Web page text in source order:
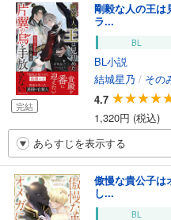
完結
剛毅な人の王は
ラ...
BL
BL小説
結城星乃 / その
4.7
1,320円 (税込)
あらすじを表示する
傲慢な貴公子は
し...
BL